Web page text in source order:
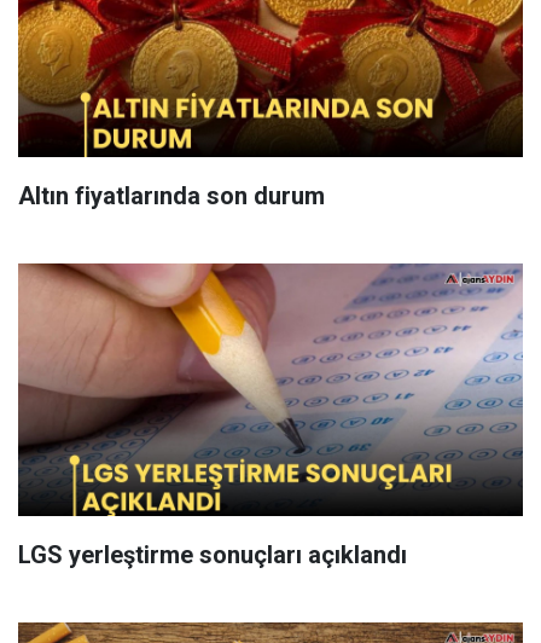
Altın fiyatlarında son durum
LGS yerleştirme sonuçları açıklandı